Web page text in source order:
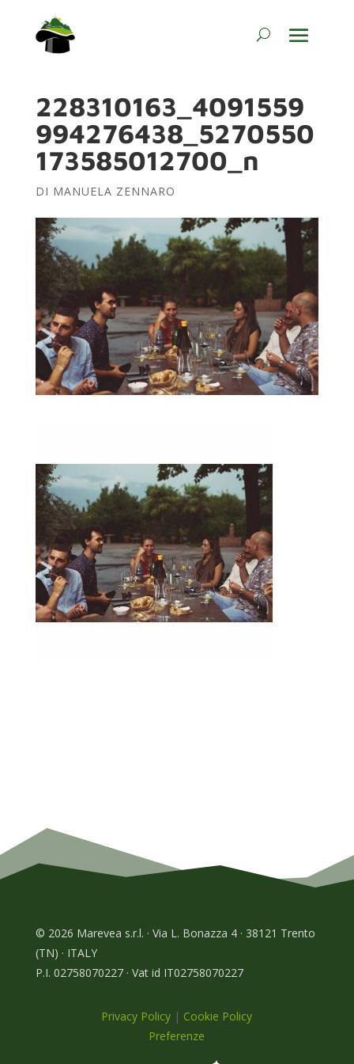
228310163_4091559
994276438_5270550
173585012700_n
DI MANUELA ZENNARO
© 2026 Marevea s.r.l. · Via L. Bonazza 4 · 38121 Trento
(TN) · ITALY
P.I. 02758070227 · Vat id IT02758070227
Privacy Policy | Cookie Policy
Preferenze